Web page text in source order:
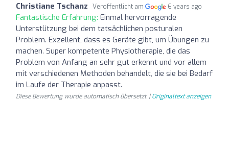
Christiane Tschanz Veröffentlicht am 6 years ago
Fantastische Erfahrung: Einmal hervorragende
Unterstützung bei dem tatsächlichen posturalen
Problem. Exzellent, dass es Geräte gibt, um Übungen zu
machen. Super kompetente Physiotherapie, die das
Problem von Anfang an sehr gut erkennt und vor allem
mit verschiedenen Methoden behandelt, die sie bei Bedarf
im Laufe der Therapie anpasst.
Diese Bewertung wurde automatisch übersetzt. |Originaltext anzeigen